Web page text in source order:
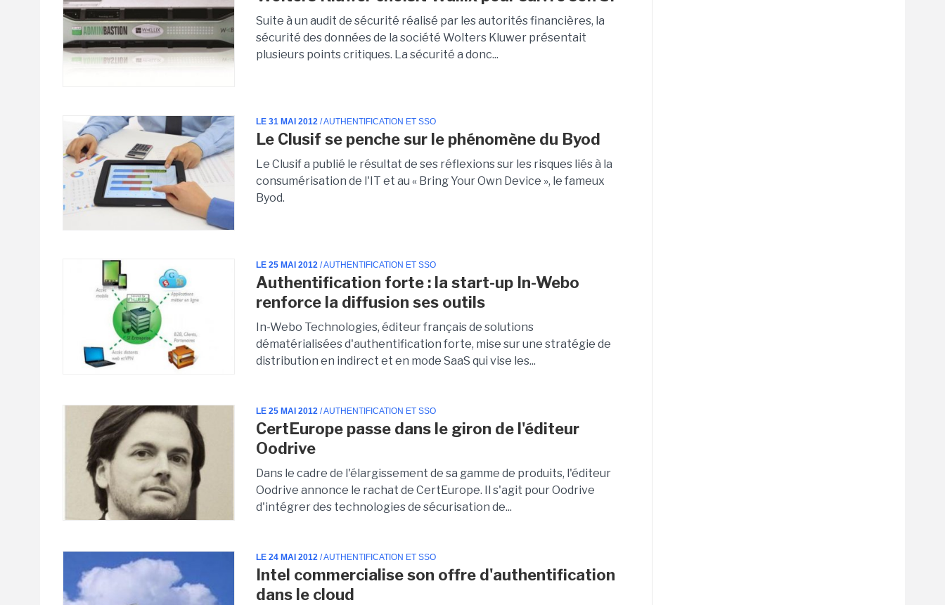
Suite à un audit de sécurité réalisé par les autorités financières, la
sécurité des données de la société Wolters Kluwer présentait
plusieurs points critiques. La sécurité a donc...
LE 31 MAI 2012 / AUTHENTIFICATION ET SSO
Le Clusif se penche sur le phénomène du Byod
Le Clusif a publié le résultat de ses réflexions sur les risques liés à la
consumérisation de l'IT et au « Bring Your Own Device », le fameux
Byod.
LE 25 MAI 2012 / AUTHENTIFICATION ET SSO
Authentification forte : la start-up In-Webo
renforce la diffusion ses outils
In-Webo Technologies, éditeur français de solutions
dématérialisées d'authentification forte, mise sur une stratégie de
distribution en indirect et en mode SaaS qui vise les...
LE 25 MAI 2012 / AUTHENTIFICATION ET SSO
CertEurope passe dans le giron de l'éditeur
Oodrive
Dans le cadre de l'élargissement de sa gamme de produits, l'éditeur
Oodrive annonce le rachat de CertEurope. Il s'agit pour Oodrive
d'intégrer des technologies de sécurisation de...
LE 24 MAI 2012 / AUTHENTIFICATION ET SSO
Intel commercialise son offre d'authentification
dans le cloud